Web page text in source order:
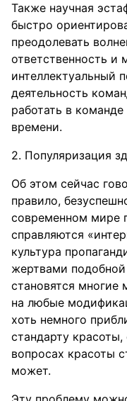
Также научная
быстро
преодолевать
ответственность и
интеллектуальный
деятельность
работать в
времени.
2. Популяризация
Об этом сейчас
правило,
современном мире
справляются
культура
жертвами
становятся
на любые
хоть немного
стандарту
вопросах красоты
может.